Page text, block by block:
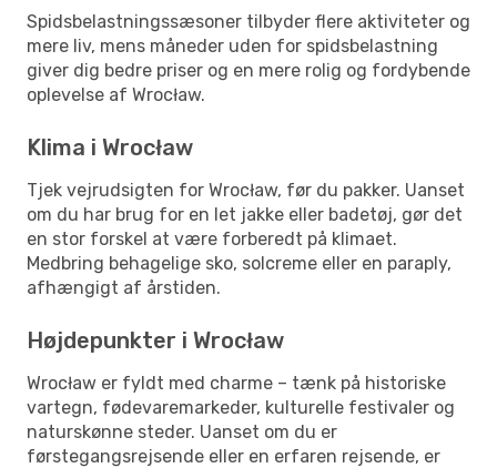
Spidsbelastningssæsoner tilbyder flere aktiviteter og
mere liv, mens måneder uden for spidsbelastning
giver dig bedre priser og en mere rolig og fordybende
oplevelse af Wrocław.
Klima i Wrocław
Tjek vejrudsigten for Wrocław, før du pakker. Uanset
om du har brug for en let jakke eller badetøj, gør det
en stor forskel at være forberedt på klimaet.
Medbring behagelige sko, solcreme eller en paraply,
afhængigt af årstiden.
Højdepunkter i Wrocław
Wrocław er fyldt med charme – tænk på historiske
vartegn, fødevaremarkeder, kulturelle festivaler og
naturskønne steder. Uanset om du er
førstegangsrejsende eller en erfaren rejsende, er